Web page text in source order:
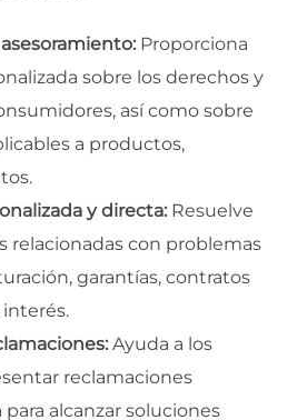
Proporciona
sobre los derechos y
así como sobre
a productos,
y directa: Resuelve
relacionadas con problemas
garantías, contratos
Ayuda a los
reclamaciones
alcanzar soluciones